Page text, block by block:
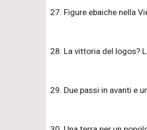
27. Figure ebaiche nella
28. La vittoria del logos?
29. Due passi in avanti e